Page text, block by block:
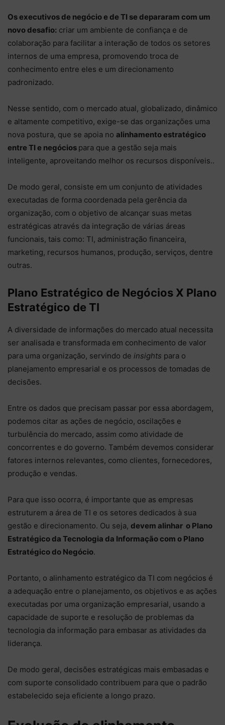
Os executivos de negócio e de TI se depararam com um
novo desafio: criar um ambiente de confiança e de
colaboração para facilitar a interação de todos os setores
internos de uma empresa, promovendo troca de
conhecimento entre eles e um direcionamento
padronizado.
Nesse sentido, com o mercado atual, globalizado, dinâmico
e altamente competitivo, exige-se das organizações uma
nova postura, que se apoia no alinhamento estratégico
entre TI e negócios para que a gestão seja mais
inteligente, aproveitando melhor os recursos disponíveis..
De modo geral, consiste em um conjunto de atividades
executadas de forma coordenada pela gerência da
organização, com o objetivo de alcançar suas metas
estratégicas através da integração de várias áreas
funcionais, tais como: TI, administração financeira,
marketing, recursos humanos, produção, serviços, dentre
outras.
Plano Estratégico de Negócios X Plano
Estratégico de TI
A diversidade de informações do mercado atual necessita
ser analisada e transformada em conhecimento de valor
para uma organização, servindo de insights para o
planejamento empresarial e os processos de tomadas de
decisões.
Entre os dados que precisam passar por essa abordagem,
podemos citar as ações de negócio, oscilações e
turbulência do mercado, assim como atividade de
concorrentes e do governo. Também devemos considerar
fatores internos relevantes, como clientes, fornecedores,
produção e vendas.
Para que isso ocorra, é importante que as empresas
estruturem a área de TI e os setores dedicados à sua
gestão e direcionamento. Ou seja, devem alinhar o Plano
Estratégico da Tecnologia da Informação com o Plano
Estratégico do Negócio.
Portanto, o alinhamento estratégico da TI com negócios é
a adequação entre o planejamento, os objetivos e as ações
executadas por uma organização empresarial, usando a
capacidade de suporte e resolução de problemas da
tecnologia da informação para embasar as atividades da
liderança.
De modo geral, decisões estratégicas mais embasadas e
com suporte consolidado contribuem para que o padrão
estabelecido seja eficiente a longo prazo.